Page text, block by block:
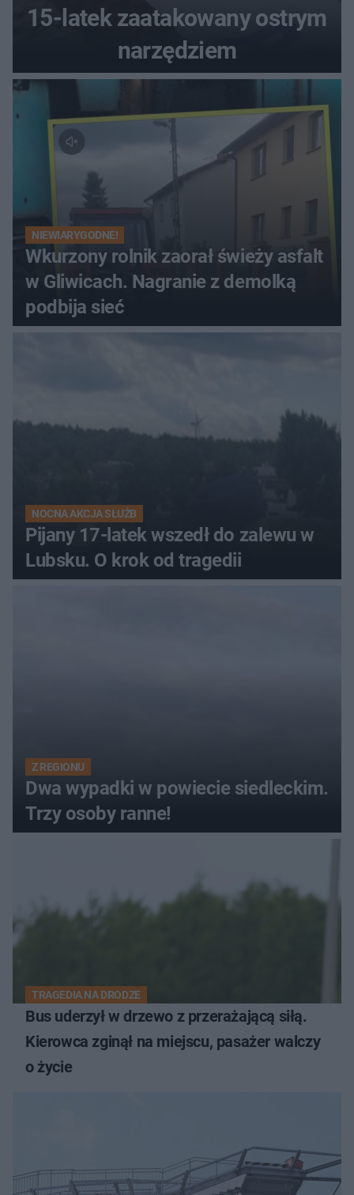
15-latek zaatakowany ostrym
narzędziem
NIEWIARYGODNE!
Wkurzony rolnik zaorał świeży asfalt
w Gliwicach. Nagranie z demolką
podbija sieć
NOCNA AKCJA SŁUŻB
Pijany 17-latek wszedł do zalewu w
Lubsku. O krok od tragedii
Z REGIONU
Dwa wypadki w powiecie siedleckim.
Trzy osoby ranne!
TRAGEDIA NA DRODZE
Bus uderzył w drzewo z przerażającą siłą.
Kierowca zginął na miejscu, pasażer walczy
o życie